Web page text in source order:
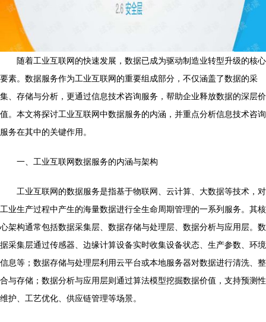
随着工业互联网的快速发展，数据已成为驱动制造业转型升级的核心
要素。数据服务作为工业互联网的重要组成部分，不仅涵盖了数据的采
集、存储与分析，更通过信息技术咨询服务，帮助企业释放数据的深层价
值。本文将探讨工业互联网中数据服务的内涵，并重点分析信息技术咨询
服务在其中的关键作用。
一、工业互联网数据服务的内涵与架构
工业互联网的数据服务是指基于物联网、云计算、大数据等技术，对
工业生产过程中产生的海量数据进行全生命周期管理的一系列服务。其核
心架构通常包括数据采集层、数据存储与处理层、数据分析与应用层。数
据采集层通过传感器、边缘计算设备实时收集设备状态、生产参数、环境
信息等；数据存储与处理层利用云平台或本地服务器对数据进行清洗、整
合与存储；数据分析与应用层则通过算法模型挖掘数据价值，支持预测性
维护、工艺优化、供应链管理等场景。